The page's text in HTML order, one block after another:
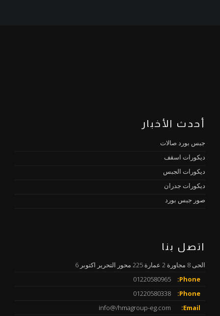
أحدث الأخبار
جبس بورد صالات
ديكورات اسقف
ديكورات الجبس
ديكورات جدران
صور جبس بورد
اتصل بنا
الحى 8 مجاورة 2 عمارة 225 محور التحرير اكتوبر 6
Phone:
01220580965
Phone:
01220580338
Email:
info@/hmagroup-eg.com